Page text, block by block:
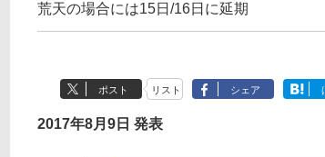
荒天の場合には15日/16日に延期
ポスト リスト シェア
2017年8月9日 発表